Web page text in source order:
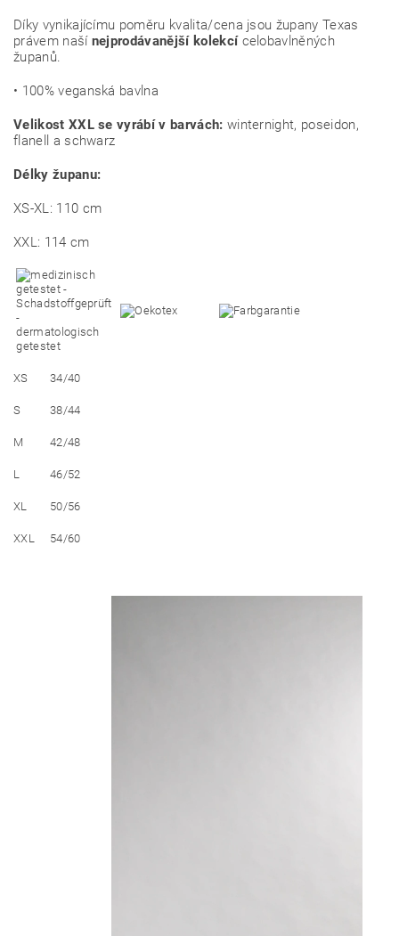
Díky vynikajícímu poměru kvalita/cena jsou župany Texas
právem naší nejprodávanější kolekcícelobavlněných
županů.
• 100% veganská bavlna
Velikost XXL se vyrábí v barvách: winternight, poseidon,
flanell a schwarz
Délky županu:
XS-XL: 110 cm
XXL: 114 cm
XS 34/40
S 38/44
M 42/48
L 46/52
XL 50/56
XXL 54/60